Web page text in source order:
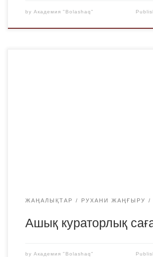
by Академия "Bolashaq"
ЖАҢАЛЫҚТАР РУХАНИ ЖАҢҒЫРУ
Ашық кураторлық
by Академия "Bolashaq"